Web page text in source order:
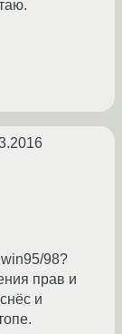
98?
прав и
и